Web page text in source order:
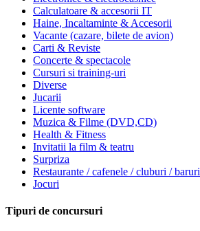
Calculatoare & accesorii IT
Haine, Incaltaminte & Accesorii
Vacante (cazare, bilete de avion)
Carti & Reviste
Concerte & spectacole
Cursuri si training-uri
Diverse
Jucarii
Licente software
Muzica & Filme (DVD,CD)
Health & Fitness
Invitatii la film & teatru
Surpriza
Restaurante / cafenele / cluburi / baruri
Jocuri
Tipuri de concursuri